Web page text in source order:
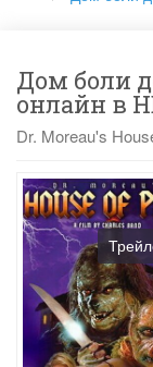
Дом боли
онлайн в
Dr. Moreau's